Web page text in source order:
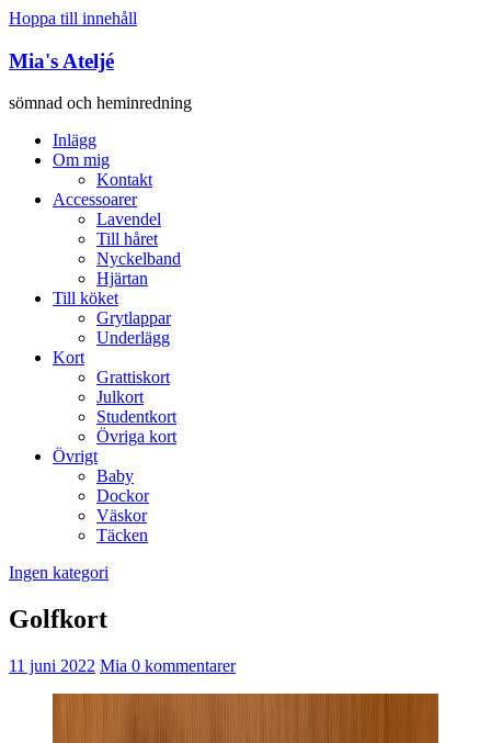
Hoppa till innehåll
Mia's Ateljé
sömnad och heminredning
Inlägg
Om mig
Kontakt
Accessoarer
Lavendel
Till håret
Nyckelband
Hjärtan
Till köket
Grytlappar
Underlägg
Kort
Grattiskort
Julkort
Studentkort
Övriga kort
Övrigt
Baby
Dockor
Väskor
Täcken
Ingen kategori
Golfkort
11 juni 2022 Mia 0 kommentarer